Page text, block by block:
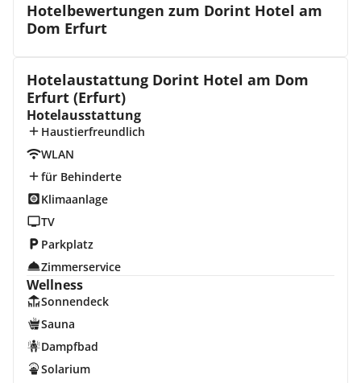
Hotelbewertungen zum Dorint Hotel am
Dom Erfurt
Hotelaustattung Dorint Hotel am Dom
Erfurt (Erfurt)
Hotelausstattung
Haustierfreundlich
WLAN
für Behinderte
Klimaanlage
TV
Parkplatz
Zimmerservice
Wellness
Sonnendeck
Sauna
Dampfbad
Solarium